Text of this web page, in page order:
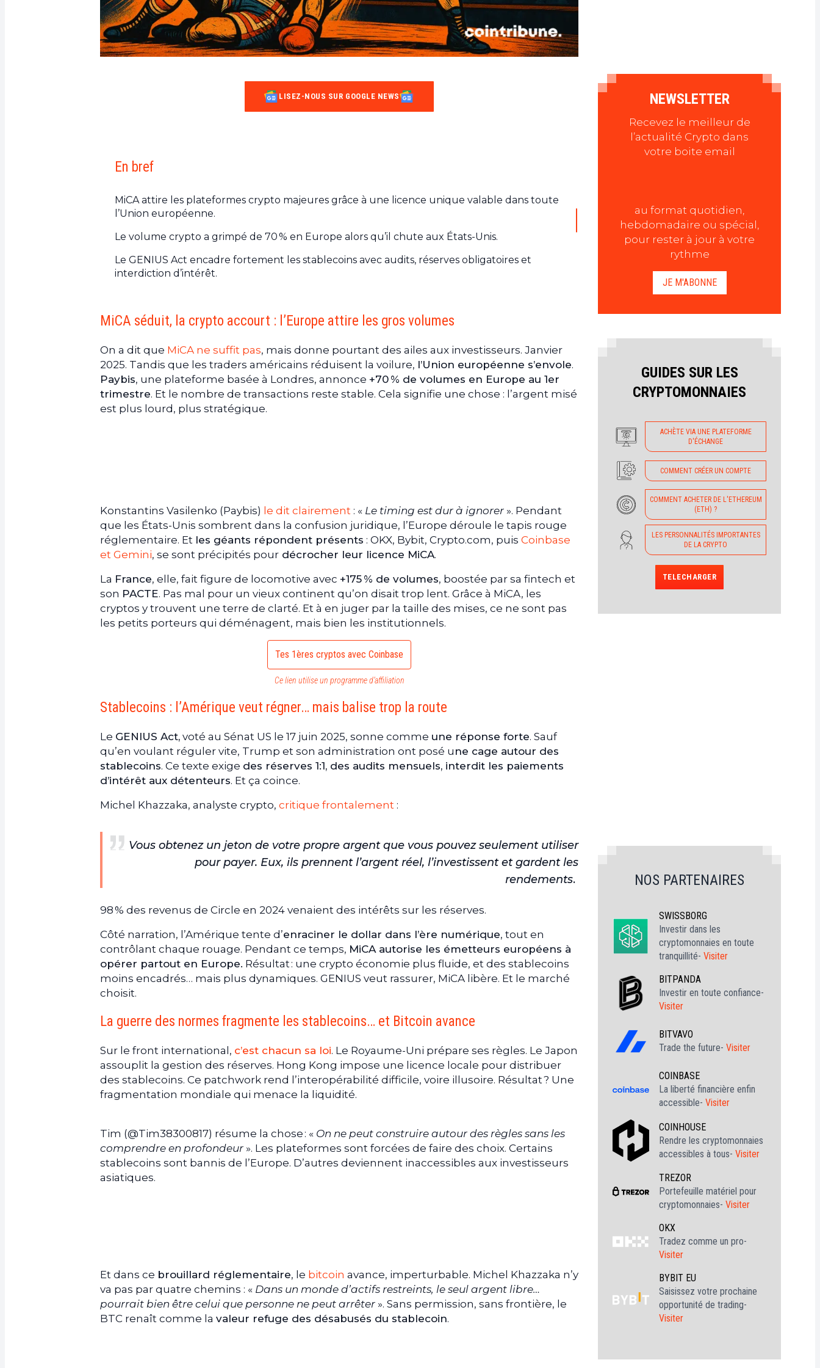
LISEZ-NOUS SUR GOOGLE NEWS
En bref
MiCA attire les plateformes crypto majeures grâce à une licence unique valable dans toute
l’Union européenne.
Le volume crypto a grimpé de 70 % en Europe alors qu’il chute aux États-Unis.
Le GENIUS Act encadre fortement les stablecoins avec audits, réserves obligatoires et
interdiction d’intérêt.
MiCA séduit, la crypto accourt : l’Europe attire les gros volumes
On a dit que MiCA ne suffit pas, mais donne pourtant des ailes aux investisseurs. Janvier
2025. Tandis que les traders américains réduisent la voilure, l’Union européenne s’envole.
Paybis, une plateforme basée à Londres, annonce +70 % de volumes en Europe au 1er
trimestre. Et le nombre de transactions reste stable. Cela signifie une chose : l’argent misé
est plus lourd, plus stratégique.
Konstantins Vasilenko (Paybis) le dit clairement : « Le timing est dur à ignorer ». Pendant
que les États-Unis sombrent dans la confusion juridique, l’Europe déroule le tapis rouge
réglementaire. Et les géants répondent présents : OKX, Bybit, Crypto.com, puis Coinbase
et Gemini, se sont précipités pour décrocher leur licence MiCA.
La France, elle, fait figure de locomotive avec +175 % de volumes, boostée par sa fintech et
son PACTE. Pas mal pour un vieux continent qu’on disait trop lent. Grâce à MiCA, les
cryptos y trouvent une terre de clarté. Et à en juger par la taille des mises, ce ne sont pas
les petits porteurs qui déménagent, mais bien les institutionnels.
Tes 1ères cryptos avec Coinbase
Ce lien utilise un programme d’affiliation
Stablecoins : l’Amérique veut régner… mais balise trop la route
Le GENIUS Act, voté au Sénat US le 17 juin 2025, sonne comme une réponse forte. Sauf
qu’en voulant réguler vite, Trump et son administration ont posé u ne cage autour des
stablecoins. Ce texte exige des réserves 1:1, des audits mensuels, interdit les paiements
d’intérêt aux détenteurs. Et ça coince.
Michel Khazzaka, analyste crypto, critique frontalement :
Vous obtenez un jeton de votre propre argent que vous pouvez seulement utiliser
pour payer. Eux, ils prennent l’argent réel, l’investissent et gardent les
rendements.
98 % des revenus de Circle en 2024 venaient des intérêts sur les réserves.
Côté narration, l’Amérique tente d’enraciner le dollar dans l’ère numérique, tout en
contrôlant chaque rouage. Pendant ce temps, MiCA autorise les émetteurs européens à
opérer partout en Europe. Résultat : une crypto économie plus fluide, et des stablecoins
moins encadrés… mais plus dynamiques. GENIUS veut rassurer, MiCA libère. Et le marché
choisit.
La guerre des normes fragmente les stablecoins… et Bitcoin avance
Sur le front international, c’est chacun sa loi. Le Royaume-Uni prépare ses règles. Le Japon
assouplit la gestion des réserves. Hong Kong impose une licence locale pour distribuer
des stablecoins. Ce patchwork rend l’interopérabilité difficile, voire illusoire. Résultat ? Une
fragmentation mondiale qui menace la liquidité.
Tim (@Tim38300817) résume la chose : « On ne peut construire autour des règles sans les
comprendre en profondeur ». Les plateformes sont forcées de faire des choix. Certains
stablecoins sont bannis de l’Europe. D’autres deviennent inaccessibles aux investisseurs
asiatiques.
Et dans ce brouillard réglementaire, le bitcoin avance, imperturbable. Michel Khazzaka n’y
va pas par quatre chemins : « Dans un monde d’actifs restreints, le seul argent libre…
pourrait bien être celui que personne ne peut arrêter ». Sans permission, sans frontière, le
BTC renaît comme la valeur refuge des désabusés du stablecoin.
NEWSLETTER
Recevez le meilleur de
l’actualité Crypto dans
votre boite email
au format quotidien,
hebdomadaire ou spécial,
pour rester à jour à votre
rythme
JE M'ABONNE
GUIDES SUR LES
CRYPTOMONNAIES
ACHÈTE VIA UNE PLATEFORME
D'ÉCHANGE
COMMENT CRÉER UN COMPTE
COMMENT ACHETER DE L'ETHEREUM
(ETH) ?
LES PERSONNALITÉS IMPORTANTES
DE LA CRYPTO
TELECHARGER
NOS PARTENAIRES
SWISSBORG
Investir dans les
cryptomonnaies en toute
tranquillité- Visiter
BITPANDA
Investir en toute confiance-
Visiter
BITVAVO
Trade the future- Visiter
COINBASE
La liberté financière enfin
accessible- Visiter
COINHOUSE
Rendre les cryptomonnaies
accessibles à tous- Visiter
TREZOR
Portefeuille matériel pour
cryptomonnaies- Visiter
OKX
Tradez comme un pro-
Visiter
BYBIT EU
Saisissez votre prochaine
opportunité de trading-
Visiter